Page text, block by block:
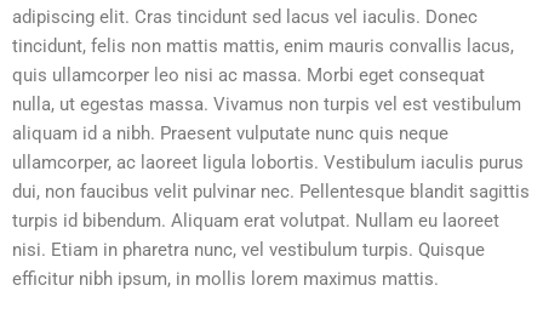
adipiscing elit. Cras tincidunt sed lacus vel iaculis. Donec
tincidunt, felis non mattis mattis, enim mauris convallis lacus,
quis ullamcorper leo nisi ac massa. Morbi eget consequat
nulla, ut egestas massa. Vivamus non turpis vel est vestibulum
aliquam id a nibh. Praesent vulputate nunc quis neque
ullamcorper, ac laoreet ligula lobortis. Vestibulum iaculis purus
dui, non faucibus velit pulvinar nec. Pellentesque blandit sagittis
turpis id bibendum. Aliquam erat volutpat. Nullam eu laoreet
nisi. Etiam in pharetra nunc, vel vestibulum turpis. Quisque
efficitur nibh ipsum, in mollis lorem maximus mattis.